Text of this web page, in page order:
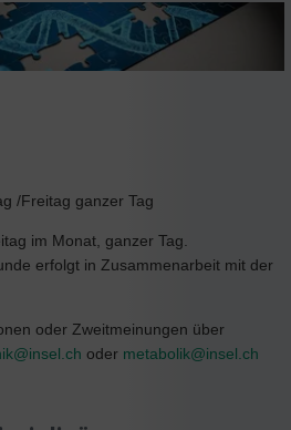
/Freitag ganzer Tag
im Monat, ganzer Tag.
erfolgt in Zusammenarbeit mit der
oder Zweitmeinungen über
insel.ch oder metabolik@insel.ch